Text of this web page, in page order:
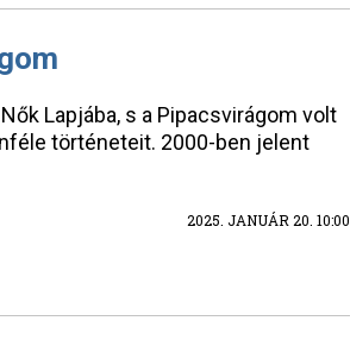
Lapjába, s a Pipacsvirágom volt
történeteit. 2000-ben jelent
2025. JANUÁR 20. 10:00